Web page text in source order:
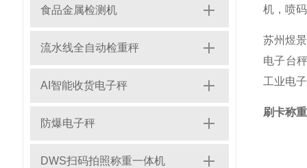
食品金属检测机
流水线全自动检重秤
AI智能收货电子秤
防爆电子秤
DWS扫码拍照称重一体机
机，喷
苏州煜
电子台
工业电
刷卡称